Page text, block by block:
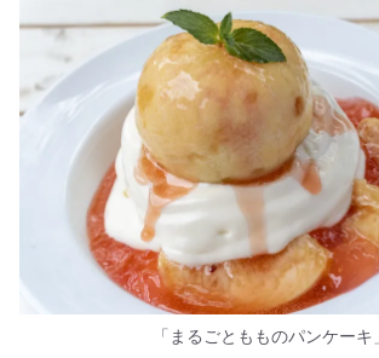
「まるごともものパンケーキ」